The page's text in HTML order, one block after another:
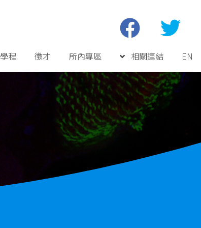
學程 徵才 所內專區 相關連結 EN